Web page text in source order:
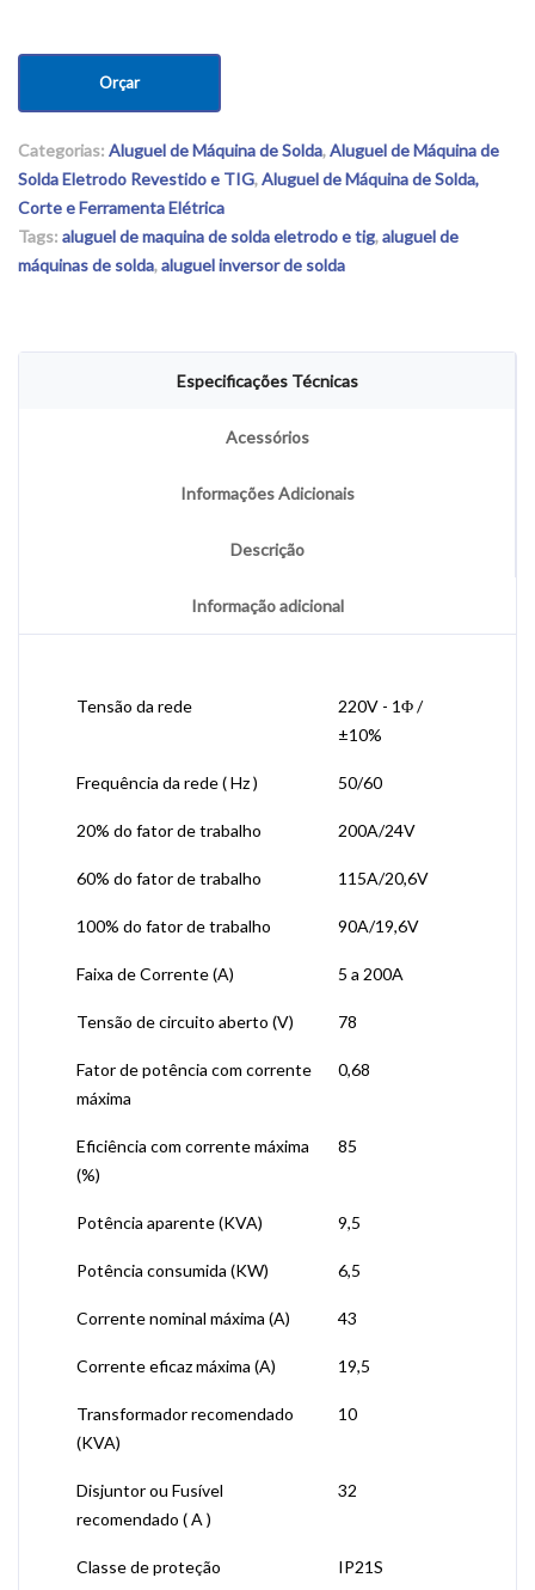
Orçar
Categorias: Aluguel de Máquina de Solda,Aluguel de Máquina de
Solda Eletrodo Revestido e TIG,Aluguel de Máquina de Solda,
Corte e Ferramenta Elétrica
Tags: aluguel de maquina de solda eletrodo e tig,aluguel de
máquinas de solda,aluguel inversor de solda
Especificações Técnicas
Acessórios
Informações Adicionais
Descrição
Informação adicional
Tensão da rede
220V - 1Φ /
±10%
Frequência da rede ( Hz ) 50/60
20% do fator de trabalho 200A/24V
60% do fator de trabalho 115A/20,6V
100% do fator de trabalho 90A/19,6V
Faixa de Corrente (A) 5 a 200A
Tensão de circuito aberto (V) 78
Fator de potência com corrente
máxima
0,68
Eficiência com corrente máxima
(%)
85
Potência aparente (KVA) 9,5
Potência consumida (KW) 6,5
Corrente nominal máxima (A) 43
Corrente eficaz máxima (A) 19,5
Transformador recomendado
(KVA)
10
Disjuntor ou Fusível
recomendado ( A )
32
Classe de proteção IP21S